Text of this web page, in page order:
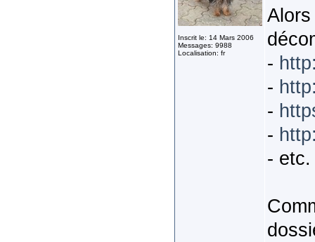
Inscrit le: 14 Mars 2006
Messages: 9988
Localisation: fr
-
-
-
-
-